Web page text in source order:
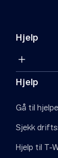
Hjelp
Hjelp
Gå til
Sjekk
Hjelp til T-